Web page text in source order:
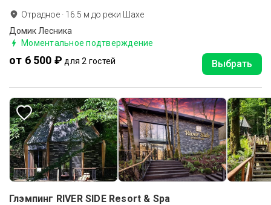
Отрадное · 16.5 м до реки Шахе
Домик Лесника
Моментальное подтверждение
от 6 500 ₽ для 2 гостей Выбрать
Глэмпинг RIVER SIDE Resort & Spa